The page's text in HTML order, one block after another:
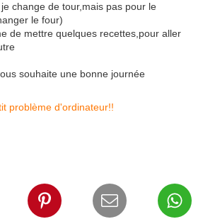
change de tour,mais pas pour le
le four)
de mettre quelques recettes,pour aller
souhaite une bonne journée